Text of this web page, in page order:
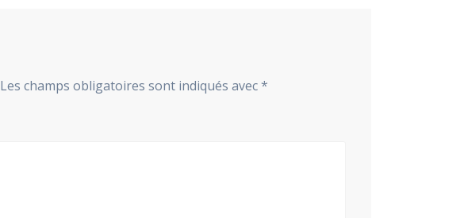
Les champs obligatoires sont indiqués avec*